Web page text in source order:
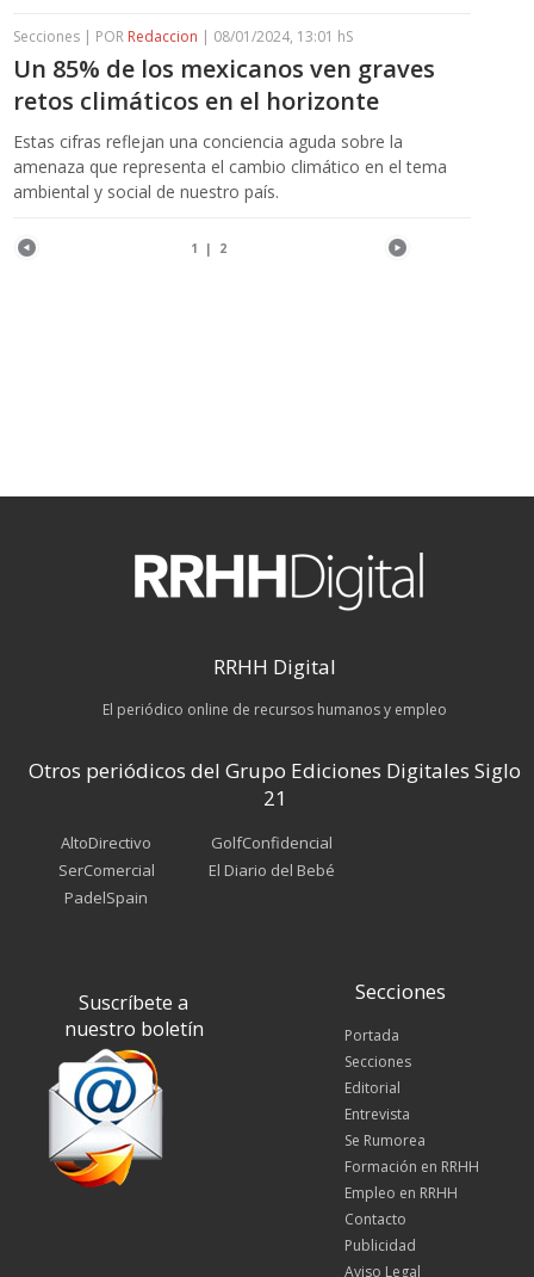
Secciones | POR Redaccion | 08/01/2024, 13:01 hS
Un 85% de los mexicanos ven graves
retos climáticos en el horizonte
Estas cifras reflejan una conciencia aguda sobre la
amenaza que representa el cambio climático en el tema
ambiental y social de nuestro país.
1 | 2
RRHH Digital
El periódico online de recursos humanos y empleo
Otros periódicos del Grupo Ediciones Digitales Siglo
21
AltoDirectivo
SerComercial
PadelSpain
GolfConfidencial
El Diario del Bebé
Suscríbete a
nuestro boletín
Secciones
Portada
Secciones
Editorial
Entrevista
Se Rumorea
Formación en RRHH
Empleo en RRHH
Contacto
Publicidad
Aviso Legal